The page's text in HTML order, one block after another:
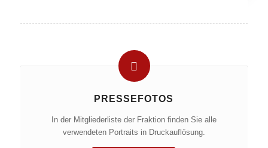
PRESSEFOTOS
In der Mitgliederliste der Fraktion finden Sie alle
verwendeten Portraits in Druckauflösung.